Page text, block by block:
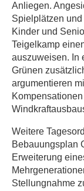
Anliegen.
Spielplätzen
Kinder und
Teigelkamp
auszuweisen. In
Grünen
argumentieren
Weitere
Bebauungsplan
Erweiterung
Stellungnahme